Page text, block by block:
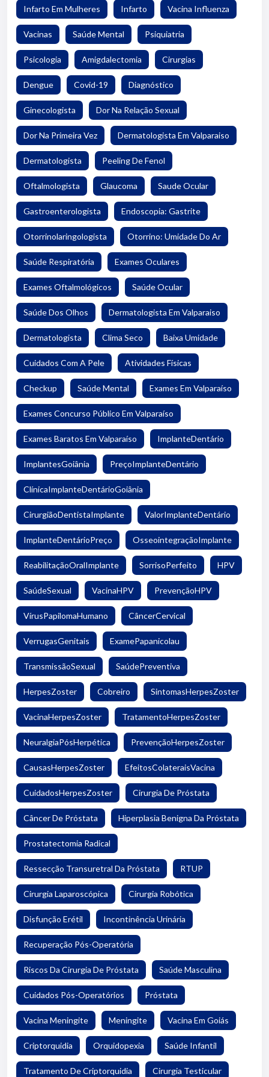
Infarto Em Mulheres Infarto Vacina Influenza
Vacinas Saúde Mental Psiquiatria
Psicologia Amigdalectomia Cirurgias
Dengue Covid-19 Diagnóstico
Ginecologista Dor Na Relação Sexual
Dor Na Primeira Vez Dermatologista Em Valparaiso
Dermatologista Peeling De Fenol
Oftalmologista Glaucoma Saude Ocular
Gastroenterologista Endoscopia: Gastrite
Otorrinolaringologista Otorrino: Umidade Do Ar
Saúde Respiratória Exames Oculares
Exames Oftalmológicos Saúde Ocular
Saúde Dos Olhos Dermatologista Em Valparaiso
Dermatologista Clima Seco Baixa Umidade
Cuidados Com A Pele Atividades Físicas
Checkup Saúde Mental Exames Em Valparaíso
Exames Concurso Público Em Valparaíso
Exames Baratos Em Valparaíso ImplanteDentário
ImplantesGoiânia PreçoImplanteDentário
ClínicaImplanteDentárioGoiânia
CirurgiãoDentistaImplante ValorImplanteDentário
ImplanteDentárioPreço OsseointegraçãoImplante
ReabilitaçãoOralImplante SorrisoPerfeito HPV
SaúdeSexual VacinaHPV PrevençãoHPV
VírusPapilomaHumano CâncerCervical
VerrugasGenitais ExamePapanicolau
TransmissãoSexual SaúdePreventiva
HerpesZoster Cobreiro SintomasHerpesZoster
VacinaHerpesZoster TratamentoHerpesZoster
NeuralgiaPósHerpética PrevençãoHerpesZoster
CausasHerpesZoster EfeitosColateraisVacina
CuidadosHerpesZoster Cirurgia De Próstata
Câncer De Próstata Hiperplasia Benigna Da Próstata
Prostatectomia Radical
Ressecção Transuretral Da Próstata RTUP
Cirurgia Laparoscópica Cirurgia Robótica
Disfunção Erétil Incontinência Urinária
Recuperação Pós-Operatória
Riscos Da Cirurgia De Próstata Saúde Masculina
Cuidados Pós-Operatórios Próstata
Vacina Meningite Meningite Vacina Em Goiás
Criptorquidia Orquidopexia Saúde Infantil
Tratamento De Criptorquidia Cirurgia Testicular